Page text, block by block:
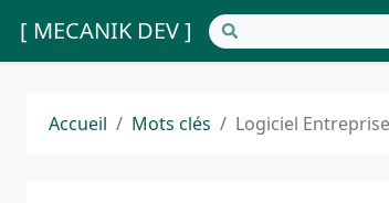
[ MECANIK DEV ]
Accueil Mots clés Logiciel Entreprise